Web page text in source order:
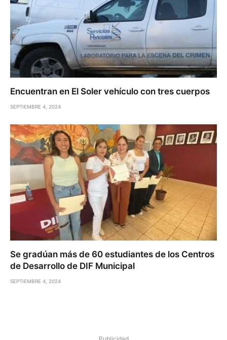
Encuentran en El Soler vehículo con tres cuerpos
SEPTIEMBRE 4, 2024
Se gradúan más de 60 estudiantes de los Centros
de Desarrollo de DIF Municipal
SEPTIEMBRE 4, 2024